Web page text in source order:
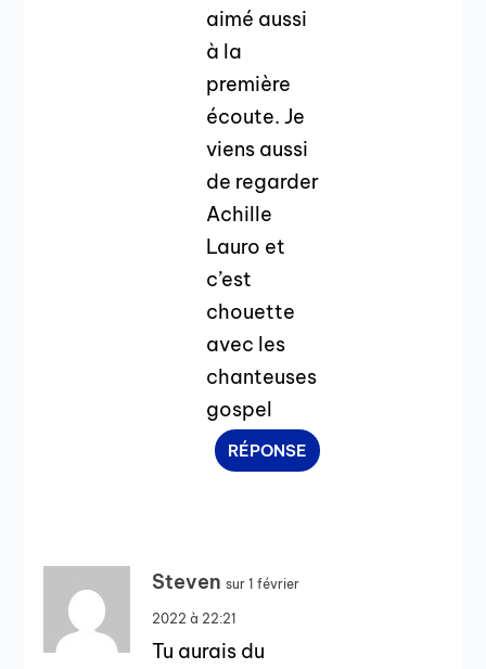
aimé aussi
à la
première
écoute. Je
viens aussi
de regarder
Achille
Lauro et
c’est
chouette
avec les
chanteuses
gospel
RÉPONSE
Steven sur 1 février
2022 à 22:21
Tu aurais du